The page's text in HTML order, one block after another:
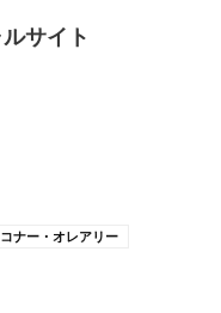
サイト
コナー・オレアリー